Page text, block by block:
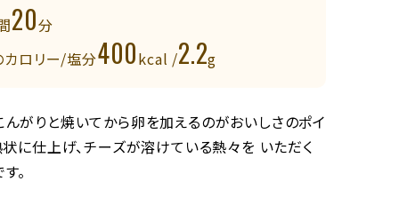
20分
ロリー/塩分400kcal /2.2g
がりと焼いてから卵を加えるのがおいしさのポイ
状に仕上げ、チーズが溶けている熱々を いただく
。